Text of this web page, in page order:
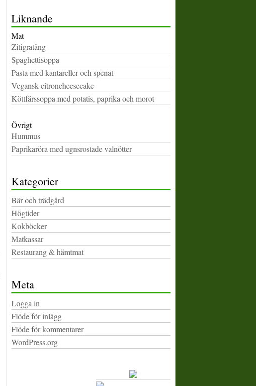
Liknande
Mat
Zitigratäng
Spaghettisoppa
Pasta med kantareller och spenat
Vegansk citroncheesecake
Köttfärssoppa med potatis, paprika och morot
Övrigt
Hummus
Paprikaröra med ugnsrostade valnötter
Kategorier
Bär och trädgård
Högtider
Kokböcker
Matkassar
Restaurang & hämtmat
Meta
Logga in
Flöde för inlägg
Flöde för kommentarer
WordPress.org